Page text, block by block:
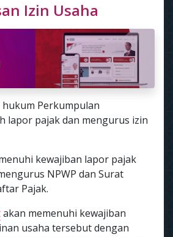
Izin Usaha
hukum Perkumpulan
lapor pajak dan mengurus izin
kewajiban lapor pajak
NPWP dan Surat
Pajak.
akan memenuhi kewajiban
usaha tersebut dengan